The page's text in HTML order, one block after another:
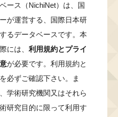
ース（NichiNet）は、国
が運営する、国際日本研
るデータベースです。本
には、利用規約とプライ
が必要です。利用規約と
必ずご確認下さい。ま
学術研究機関又はそれら
研究目的に限って利用す